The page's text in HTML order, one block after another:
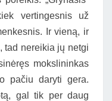
vertingesnis už
Ir vieną, ir
tad nereikia jų netgi
mokslininkas
pačiu daryti gera.
gal tik per daug